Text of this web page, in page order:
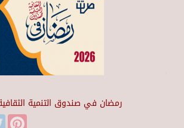
رمضان في صندوق التنمية الثقافية
Twitter